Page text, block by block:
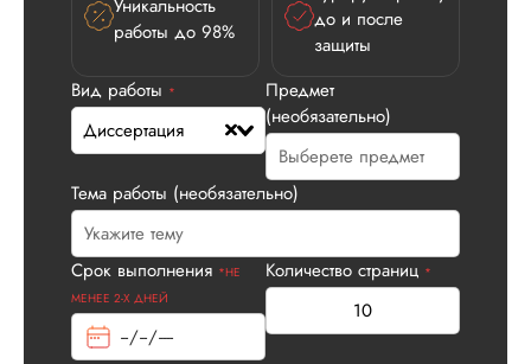
Уникальность
работы до 98%
до и после
защиты
Вид работы *
Диссертация
Предмет
(необязательно)
Тема работы (необязательно)
Срок выполнения *НЕ
МЕНЕЕ 2-Х ДНЕЙ
Количество страниц *
Илья П.
Диссертация
Дата:2026-05-21
У нас с другом